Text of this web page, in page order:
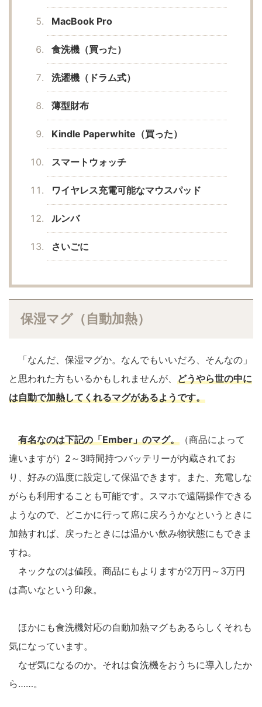
MacBook Pro
食洗機（買った）
洗濯機（ドラム式）
薄型財布
Kindle Paperwhite（買った）
スマートウォッチ
ワイヤレス充電可能なマウスパッド
ルンバ
さいごに
保湿マグ（自動加熱）
「なんだ、保湿マグか。なんでもいいだろ、そんなの」
と思われた方もいるかもしれませんが、 どうやら世の中に
は自動で加熱してくれるマグがあるようです。
有名なのは下記の「Ember」のマグ。 （商品によって
違いますが）2～3時間持つバッテリーが内蔵されてお
り、好みの温度に設定して保温できます。また、充電しな
がらも利用することも可能です。スマホで遠隔操作できる
ようなので、どこかに行って席に戻ろうかなというときに
加熱すれば、戻ったときには温かい飲み物状態にもできま
すね。
ネックなのは値段。商品にもよりますが2万円～3万円
は高いなという印象。
ほかにも食洗機対応の自動加熱マグもあるらしくそれも
気になっています。
なぜ気になるのか。それは食洗機をおうちに導入したか
ら……。